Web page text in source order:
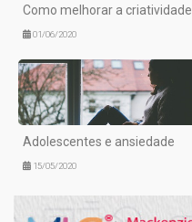
Como melhorar a criatividade
01/06/2020
Adolescentes e ansiedade
15/05/2020